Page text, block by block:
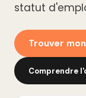
statut
Trouver
Comprendre